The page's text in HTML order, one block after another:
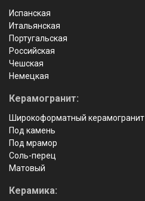
Испанская
Итальянская
Португальская
Российская
Чешская
Немецкая
Керамогранит:
Широкоформатный керамогранит
Под камень
Под мрамор
Соль-перец
Матовый
Керамика: